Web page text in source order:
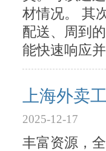
材情况。 其
配送、周到
能快速响应
上海外卖
2025-12-17
丰富资源，